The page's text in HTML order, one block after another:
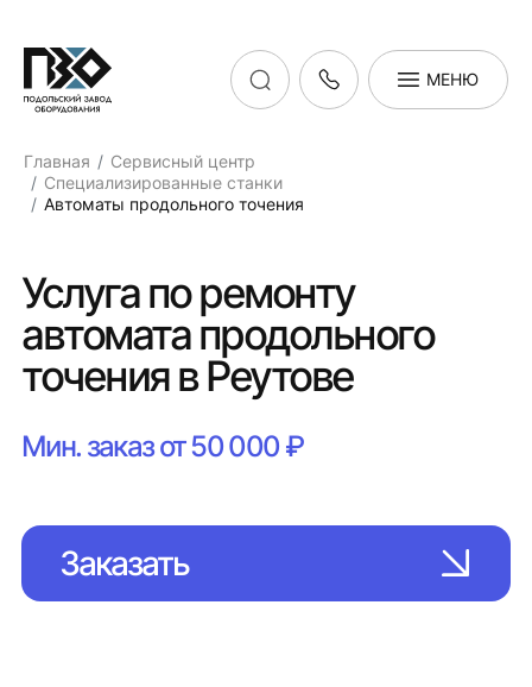
МЕНЮ
Главная
Сервисный центр
Специализированные станки
Автоматы продольного точения
Услуга по ремонту
автомата продольного
точения в Реутове
Мин. заказ от 50 000 ₽
Заказать